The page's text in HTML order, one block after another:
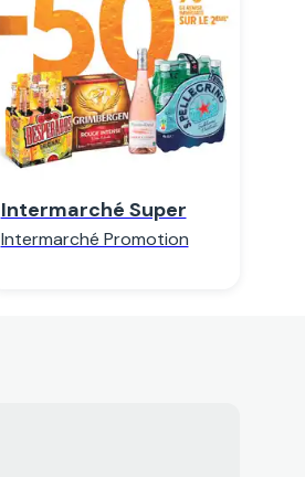
Regarder
Intermarché Super
Intermarché Promotion